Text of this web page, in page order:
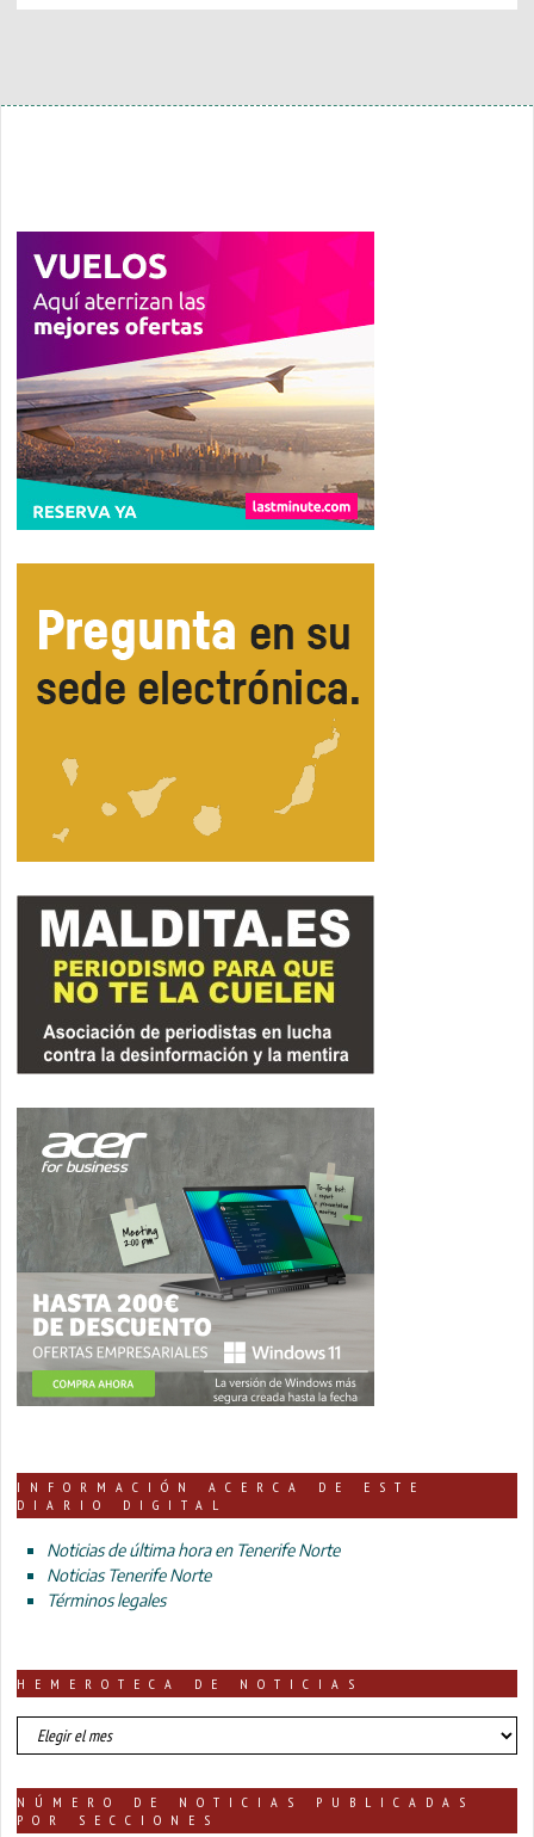
INFORMACIÓN ACERCA DE ESTE
DIARIO DIGITAL
Noticias de última hora en Tenerife Norte
Noticias Tenerife Norte
Términos legales
HEMEROTECA DE NOTICIAS
HEMEROTECA
DE
NÚMERO DE NOTICIAS PUBLICADAS
POR SECCIONES